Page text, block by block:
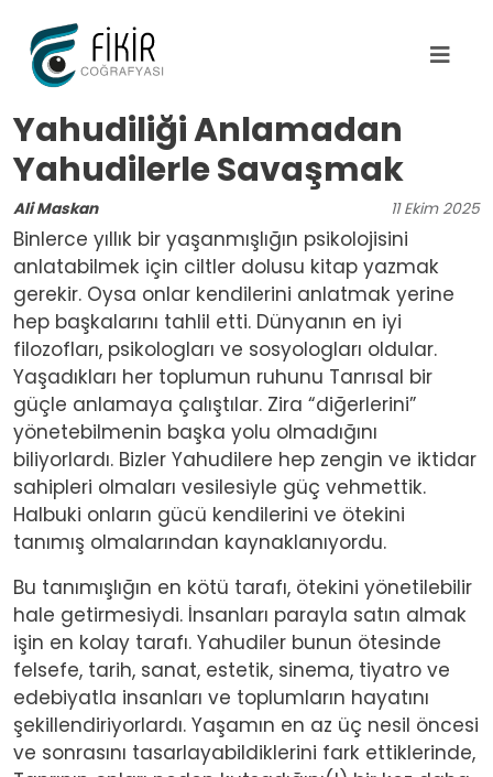
Yahudiliği Anlamadan
Yahudilerle Savaşmak
Ali Maskan 11 Ekim 2025
Binlerce yıllık bir yaşanmışlığın psikolojisini
anlatabilmek için ciltler dolusu kitap yazmak
gerekir. Oysa onlar kendilerini anlatmak yerine
hep başkalarını tahlil etti. Dünyanın en iyi
filozofları, psikologları ve sosyologları oldular.
Yaşadıkları her toplumun ruhunu Tanrısal bir
güçle anlamaya çalıştılar. Zira “diğerlerini”
yönetebilmenin başka yolu olmadığını
biliyorlardı. Bizler Yahudilere hep zengin ve iktidar
sahipleri olmaları vesilesiyle güç vehmettik.
Halbuki onların gücü kendilerini ve ötekini
tanımış olmalarından kaynaklanıyordu.
Bu tanımışlığın en kötü tarafı, ötekini yönetilebilir
hale getirmesiydi. İnsanları parayla satın almak
işin en kolay tarafı. Yahudiler bunun ötesinde
felsefe, tarih, sanat, estetik, sinema, tiyatro ve
edebiyatla insanları ve toplumların hayatını
şekillendiriyorlardı. Yaşamın en az üç nesil öncesi
ve sonrasını tasarlayabildiklerini fark ettiklerinde,